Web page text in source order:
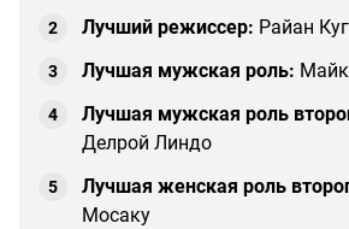
Лучший режиссер: Райан
Лучшая мужская роль:
Лучшая мужская роль
Делрой Линдо
Лучшая женская роль
Мосаку